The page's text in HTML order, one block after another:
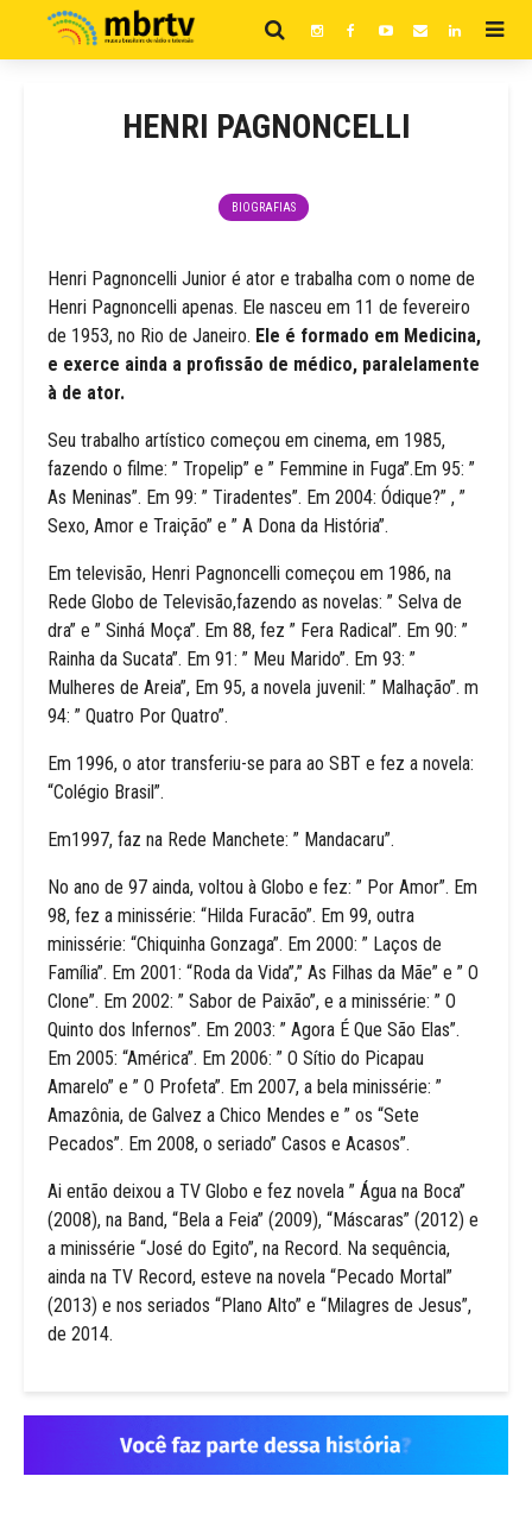
HENRI PAGNONCELLI
BIOGRAFIAS
Henri Pagnoncelli Junior é ator e trabalha com o nome de
Henri Pagnoncelli apenas. Ele nasceu em 11 de fevereiro
de 1953, no Rio de Janeiro. Ele é formado em Medicina,
e exerce ainda a profissão de médico, paralelamente
à de ator.
Seu trabalho artístico começou em cinema, em 1985,
fazendo o filme: ” Tropelip” e ” Femmine in Fuga”.Em 95: ”
As Meninas”. Em 99: ” Tiradentes”. Em 2004: Ódique?” , ”
Sexo, Amor e Traição” e ” A Dona da História”.
Em televisão, Henri Pagnoncelli começou em 1986, na
Rede Globo de Televisão,fazendo as novelas: ” Selva de
dra” e ” Sinhá Moça”. Em 88, fez ” Fera Radical”. Em 90: ”
Rainha da Sucata”. Em 91: ” Meu Marido”. Em 93: ”
Mulheres de Areia”, Em 95, a novela juvenil: ” Malhação”. m
94: ” Quatro Por Quatro”.
Em 1996, o ator transferiu-se para ao SBT e fez a novela:
“Colégio Brasil”.
Em1997, faz na Rede Manchete: ” Mandacaru”.
No ano de 97 ainda, voltou à Globo e fez: ” Por Amor”. Em
98, fez a minissérie: “Hilda Furacão”. Em 99, outra
minissérie: “Chiquinha Gonzaga”. Em 2000: ” Laços de
Família”. Em 2001: “Roda da Vida”,” As Filhas da Mãe” e ” O
Clone”. Em 2002: ” Sabor de Paixão”, e a minissérie: ” O
Quinto dos Infernos”. Em 2003: ” Agora É Que São Elas”.
Em 2005: “América”. Em 2006: ” O Sítio do Picapau
Amarelo” e ” O Profeta”. Em 2007, a bela minissérie: ”
Amazônia, de Galvez a Chico Mendes e ” os “Sete
Pecados”. Em 2008, o seriado” Casos e Acasos”.
Ai então deixou a TV Globo e fez novela ” Água na Boca”
(2008), na Band, “Bela a Feia” (2009), “Máscaras” (2012) e
a minissérie “José do Egito”, na Record. Na sequência,
ainda na TV Record, esteve na novela “Pecado Mortal”
(2013) e nos seriados “Plano Alto” e “Milagres de Jesus”,
de 2014.